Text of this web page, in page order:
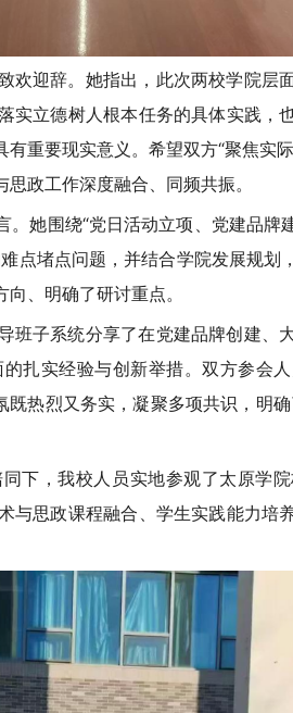
欢迎辞。她指出，此次两校学院层
实立德树人根本任务的具体实践，
重要现实意义。希望双方“聚焦实
政工作深度融合、同频共振。
她围绕“党日活动立项、党建品牌
点堵点问题，并结合学院发展规划
、明确了研讨重点。
班子系统分享了在党建品牌创建、
扎实经验与创新举措。双方参会
热烈又务实，凝聚多项共识，明
下，我校人员实地参观了太原学
与思政课程融合、学生实践能力培